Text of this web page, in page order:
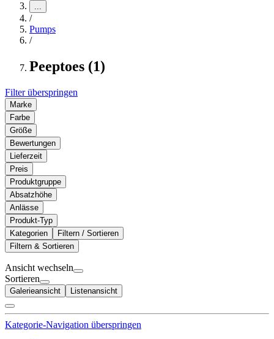
...
/
Pumps
/
Peeptoes (1)
Filter überspringen
Marke
Farbe
Größe
Bewertungen
Lieferzeit
Preis
Produktgruppe
Absatzhöhe
Anlässe
Produkt-Typ
Kategorien
Filtern / Sortieren
Filtern & Sortieren
Ansicht wechseln
Sortieren
Galerieansicht Listenansicht
Kategorie-Navigation überspringen